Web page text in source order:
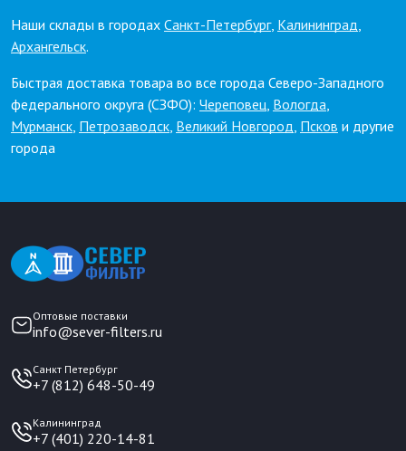
Наши склады в городах Санкт-Петербург, Калининград,
Архангельск.
Быстрая доставка товара во все города Северо-Западного
федерального округа (СЗФО): Череповец, Вологда,
Мурманск, Петрозаводск, Великий Новгород, Псков и другие
города
Оптовые поставки
info@sever-filters.ru
Санкт Петербург
+7 (812) 648-50-49
Калининград
+7 (401) 220-14-81